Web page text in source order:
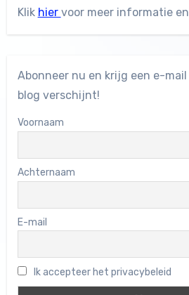
Klik hier voor meer informatie
Abonneer nu en krijg een e-
blog verschijnt!
Voornaam
Achternaam
E-mail
Ik accepteer het privacybeleid